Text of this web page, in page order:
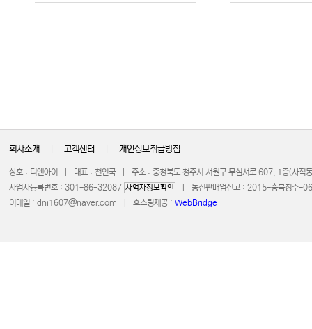
회사소개 고객센터 개인정보취급방침
상호 : 디앤아이 | 대표 : 천인국 | 주소 : 충청북도 청주시 서원구 무심서로 607, 1층(사직
사업자등록번호 : 301-86-32087 사업자정보확인
| 통신판매업신고 : 2015-충북청
이메일 : dni1607@naver.com | 호스팅제공 : WebBridge